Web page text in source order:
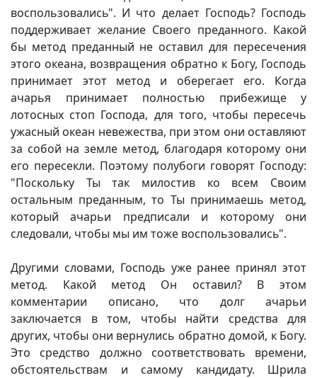
воспользовались". И что делает Господь? Господь
поддерживает желание Своего преданного. Какой
бы метод преданный не оставил для пересечения
этого океана, возвращения обратно к Богу, Господь
принимает этот метод и оберегает его. Когда
ачарья принимает полностью прибежище у
лотосных стоп Господа, для того, чтобы пересечь
ужасный океан невежества, при этом они оставляют
за собой на земле метод, благодаря которому они
его пересекли. Поэтому полубоги говорят Господу:
"Поскольку Ты так милостив ко всем Своим
остальным преданным, то Ты принимаешь метод,
который ачарьи предписали и которому они
следовали, чтобы мы им тоже воспользовались".
Другими словами, Господь уже ранее принял этот
метод. Какой метод Он оставил? В этом
комментарии описано, что долг ачарьи
заключается в том, чтобы найти средства для
других, чтобы они вернулись обратно домой, к Богу.
Это средство должно соответствовать времени,
обстоятельствам и самому кандидату. Шрила